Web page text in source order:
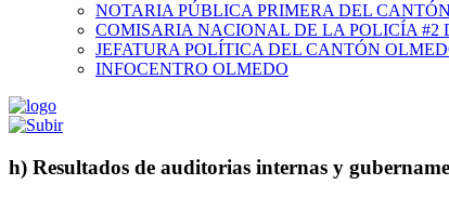
NOTARIA PÚBLICA PRIMERA DEL
COMISARIA NACIONAL DE LA POLICÍA #2
JEFATURA POLÍTICA DEL CANTÓN
INFOCENTRO OLMEDO
h) Resultados de auditorias internas y